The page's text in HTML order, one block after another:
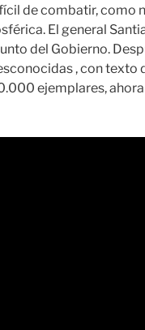
de combatir, como
El general
del Gobierno.
, con texto
ejemplares,